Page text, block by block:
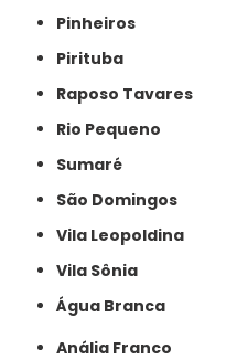
Pinheiros
Pirituba
Raposo Tavares
Rio Pequeno
Sumaré
São Domingos
Vila Leopoldina
Vila Sônia
Água Branca
Anália Franco